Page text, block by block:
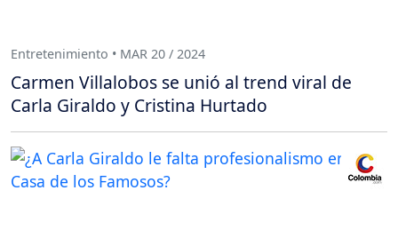
Entretenimiento • MAR 20 / 2024
Carmen Villalobos se unió al trend viral de
Carla Giraldo y Cristina Hurtado